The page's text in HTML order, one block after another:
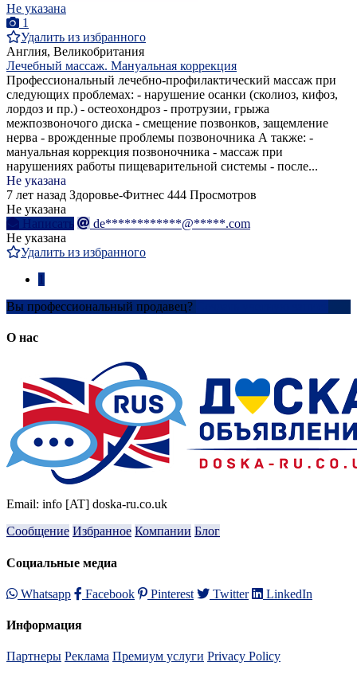
Не указана
1
Удалить из избранного
Англия, Великобритания
Лечебный массаж. Мануальная коррекция
Профессиональный лечебно-профилактический массаж при
следующих проблемах: - нарушение осанки (сколиоз, кифоз,
лордоз и пр.) - остеохондроз - протрузии, грыжа
межпозвоночого диска - смещение позвонков, защемление
нерва - врожденные проблемы позвоночника А также: -
мануальная коррекция позвоночника - массаж при
нарушениях работы пищеварительной системы - после...
Не указана
7 лет назад Здоровье-Фитнес 444 Просмотров
Не указана
Написать
de************@*****.com
Не указана
Удалить из избранного
Вы профессиональный продавец?
О нас
Email: info [AT] doska-ru.co.uk
Сообщение Избранное Компании Блог
Социальные медиа
Whatsapp Facebook Pinterest Twitter LinkedIn
Информация
Партнеры Реклама Премиум услуги Privacy Policy